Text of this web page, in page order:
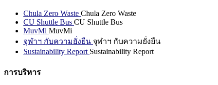
Chula Zero Waste Chula Zero Waste
CU Shuttle Bus CU Shuttle Bus
MuvMi MuvMi
จุฬาฯ กับความยั่งยืน จุฬาฯ กับความยั่งยืน
Sustainability Report Sustainability Report
การบริหาร